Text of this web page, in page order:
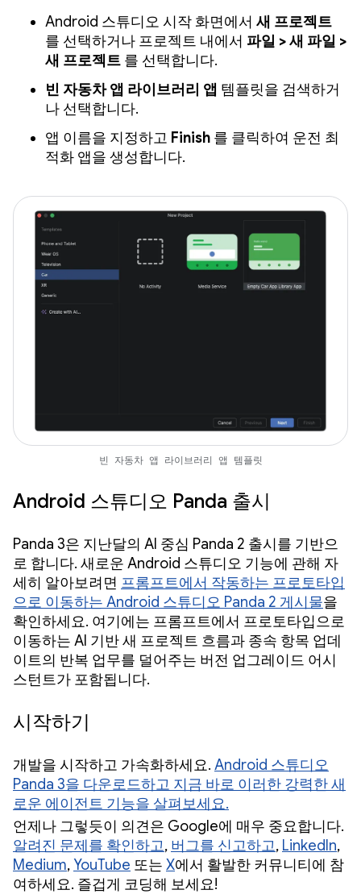
Android 스튜디오 시작 화면에서 새 프로젝트
를 선택하거나 프로젝트 내에서 파일 > 새 파일 >
새 프로젝트 를 선택합니다.
빈 자동차 앱 라이브러리 앱 템플릿을 검색하거
나 선택합니다.
앱 이름을 지정하고 Finish 를 클릭하여 운전 최
적화 앱을 생성합니다.
빈 자동차 앱 라이브러리 앱 템플릿
Android 스튜디오 Panda 출시
Panda 3은 지난달의 AI 중심 Panda 2 출시를 기반으
로 합니다. 새로운 Android 스튜디오 기능에 관해 자
세히 알아보려면 프롬프트에서 작동하는 프로토타입
으로 이동하는 Android 스튜디오 Panda 2 게시물을
확인하세요. 여기에는 프롬프트에서 프로토타입으로
이동하는 AI 기반 새 프로젝트 흐름과 종속 항목 업데
이트의 반복 업무를 덜어주는 버전 업그레이드 어시
스턴트가 포함됩니다.
시작하기
개발을 시작하고 가속화하세요. Android 스튜디오
Panda 3을 다운로드하고 지금 바로 이러한 강력한 새
로운 에이전트 기능을 살펴보세요.
언제나 그렇듯이 의견은 Google에 매우 중요합니다.
알려진 문제를 확인하고, 버그를 신고하고, LinkedIn,
Medium,YouTube 또는 X에서 활발한 커뮤니티에 참
여하세요. 즐겁게 코딩해 보세요!